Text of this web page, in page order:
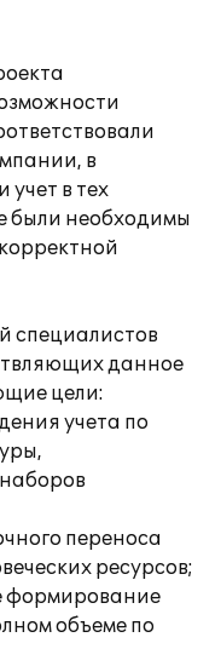
в
учет в тех
были необходимы
специалистов
данное
цели:
учета по
переноса
ресурсов;
формирование
объеме по